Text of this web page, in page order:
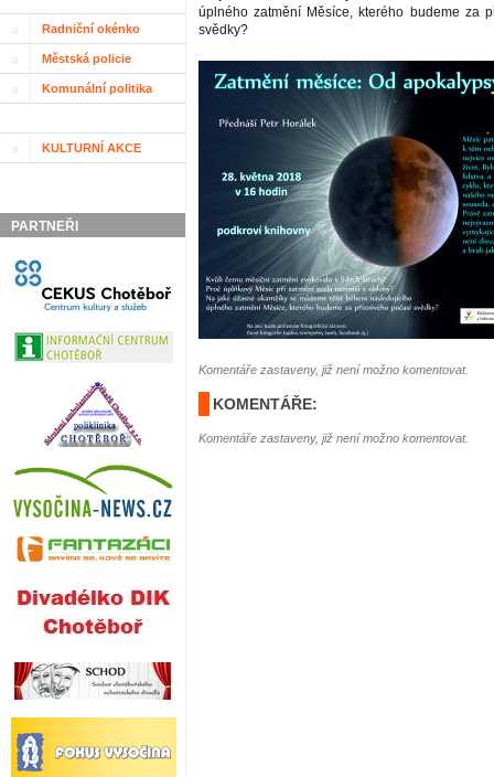
Radniční okénko
Městská policie
Komunální politika
KULTURNÍ AKCE
PARTNEŘI
úplného zatmění Měsíce, kterého budeme za
svědky?
Komentáře zastaveny, již není možno komentovat.
KOMENTÁŘE:
Komentáře zastaveny, již není možno komentovat.